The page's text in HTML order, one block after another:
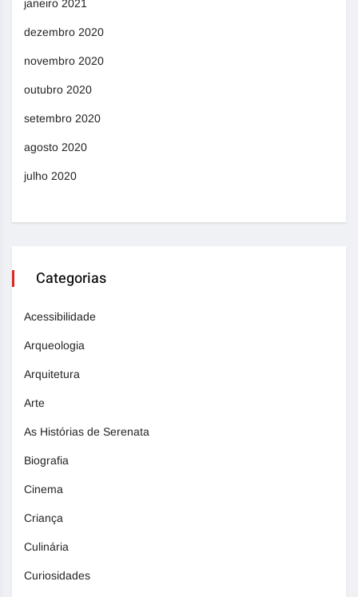
janeiro 2021
dezembro 2020
novembro 2020
outubro 2020
setembro 2020
agosto 2020
julho 2020
Categorias
Acessibilidade
Arqueologia
Arquitetura
Arte
As Histórias de Serenata
Biografia
Cinema
Criança
Culinária
Curiosidades